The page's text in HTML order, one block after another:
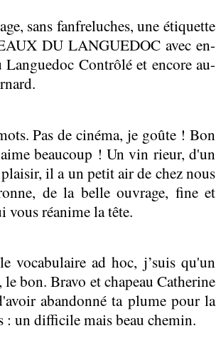
sans fanfreluches, une étiquette
DU LANGUEDOC avec en-
Contrôlé et encore au-
Pas de cinéma, je goûte ! Bon
beaucoup ! Un vin rieur, d'un
il a un petit air de chez nous
de la belle ouvrage, fine et
vous réanime la tête.
vocabulaire ad hoc, j’suis qu'un
bon. Bravo et chapeau Catherine
abandonné ta plume pour la
: un difficile mais beau chemin.